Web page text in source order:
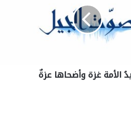
الأمة غزة وأضحاها عزةٌ